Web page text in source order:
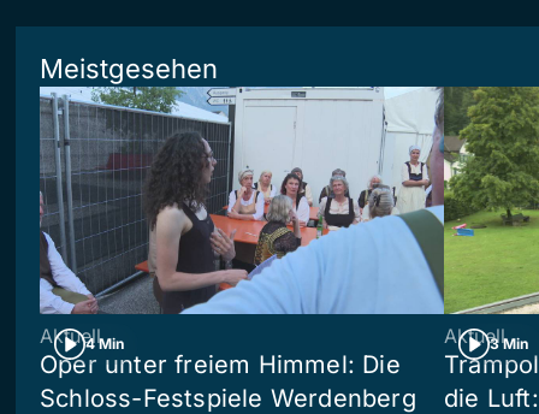
Meistgesehen
4 Min
Aktuell
Oper unter freiem Himmel: Die
Schloss-Festspiele Werdenberg
3 Min
Aktuell
die